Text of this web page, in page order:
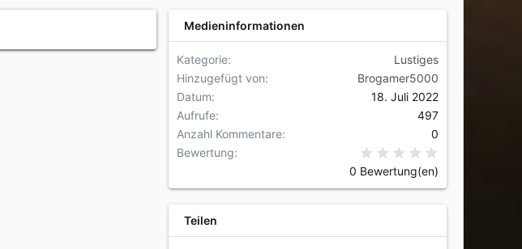
Medieninformationen
Kategorie
Lustiges
Hinzugefügt von
Brogamer5000
Datum
18. Juli 2022
Aufrufe
497
Anzahl Kommentare
0
Bewertung
0 Bewertung(en)
Teilen